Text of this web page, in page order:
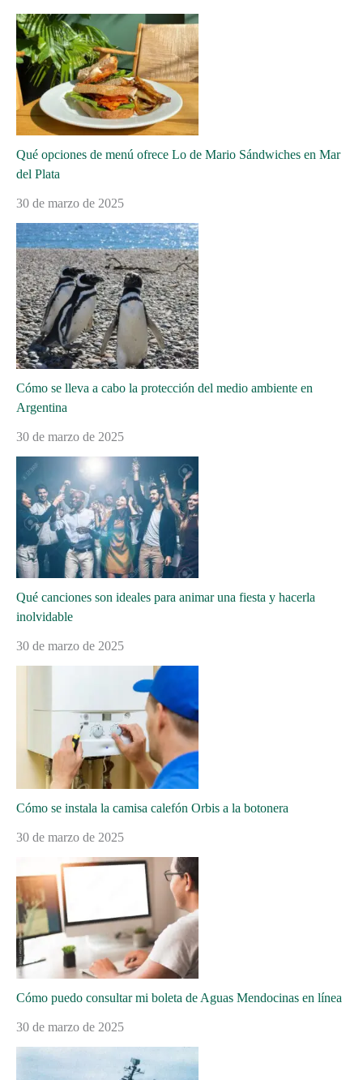
Qué opciones de menú ofrece Lo de Mario Sándwiches en Mar
del Plata
30 de marzo de 2025
Cómo se lleva a cabo la protección del medio ambiente en
Argentina
30 de marzo de 2025
Qué canciones son ideales para animar una fiesta y hacerla
inolvidable
30 de marzo de 2025
Cómo se instala la camisa calefón Orbis a la botonera
30 de marzo de 2025
Cómo puedo consultar mi boleta de Aguas Mendocinas en línea
30 de marzo de 2025